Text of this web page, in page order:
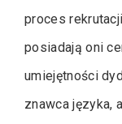
proces
posiadają oni
umiejętności
znawca języka,